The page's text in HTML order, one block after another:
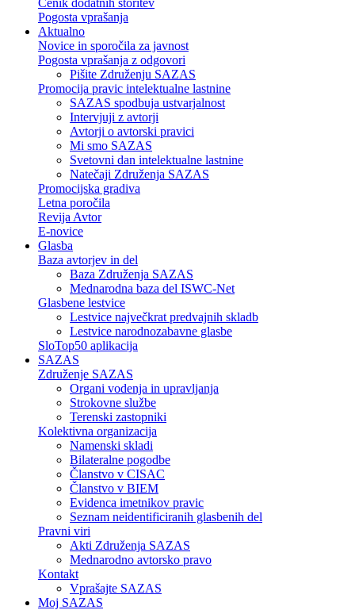
Cenik dodatnih storitev
Pogosta vprašanja
Aktualno
Novice in sporočila za javnost
Pogosta vprašanja z odgovori
Pišite Združenju SAZAS
Promocija pravic intelektualne lastnine
SAZAS spodbuja ustvarjalnost
Intervjuji z avtorji
Avtorji o avtorski pravici
Mi smo SAZAS
Svetovni dan intelektualne lastnine
Natečaji Združenja SAZAS
Promocijska gradiva
Letna poročila
Revija Avtor
E-novice
Glasba
Baza avtorjev in del
Baza Združenja SAZAS
Mednarodna baza del ISWC-Net
Glasbene lestvice
Lestvice največkrat predvajnih skladb
Lestvice narodnozabavne glasbe
SloTop50 aplikacija
SAZAS
Združenje SAZAS
Organi vodenja in upravljanja
Strokovne službe
Terenski zastopniki
Kolektivna organizacija
Namenski skladi
Bilateralne pogodbe
Članstvo v CISAC
Članstvo v BIEM
Evidenca imetnikov pravic
Seznam neidentificiranih glasbenih del
Pravni viri
Akti Združenja SAZAS
Mednarodno avtorsko pravo
Kontakt
Vprašajte SAZAS
Moj SAZAS